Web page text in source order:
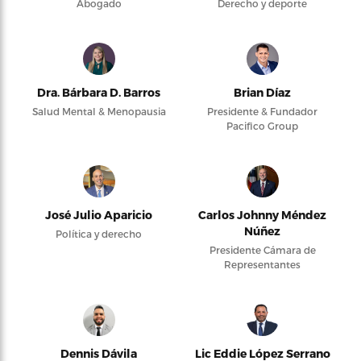
Abogado Derecho y deporte
Dra. Bárbara D. Barros
Salud Mental & Menopausia
Brian Díaz
Presidente & Fundador
Pacifico Group
José Julio Aparicio
Política y derecho
Carlos Johnny Méndez
Núñez
Presidente Cámara de
Representantes
Dennis Dávila Lic Eddie López Serrano